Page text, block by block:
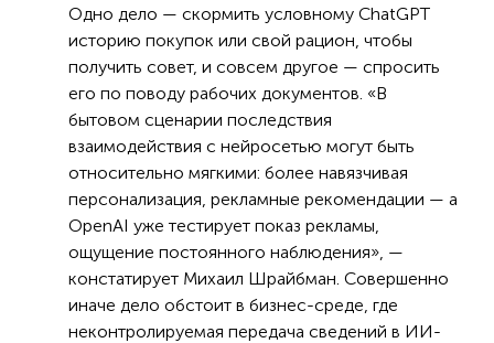
Одно дело — скормить условному ChatGPT
историю покупок или свой рацион, чтобы
получить совет, и совсем другое — спросить
его по поводу рабочих документов. «В
бытовом сценарии последствия
взаимодействия с нейросетью могут быть
относительно мягкими: более навязчивая
персонализация, рекламные рекомендации — а
OpenAI уже тестирует показ рекламы,
ощущение постоянного наблюдения», —
констатирует Михаил Шрайбман. Совершенно
иначе дело обстоит в бизнес-среде, где
неконтролируемая передача сведений в ИИ-